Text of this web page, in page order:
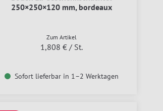
250×250×120 mm, bordeaux
Zum Artikel
1,808 € / St.
Sofort lieferbar in 1–2 Werktagen